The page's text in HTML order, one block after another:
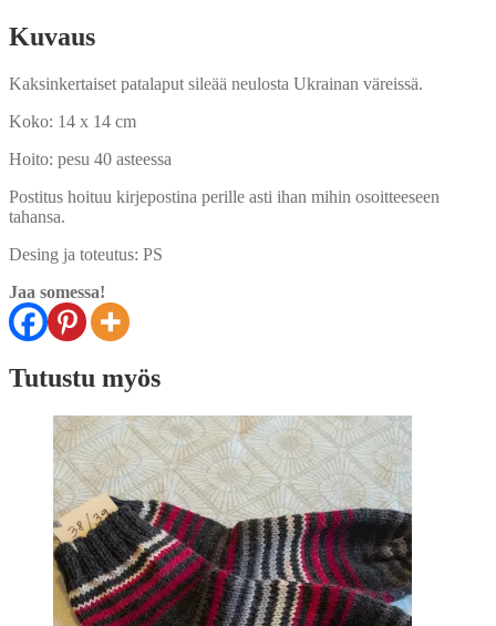
Kuvaus
Kaksinkertaiset patalaput sileää neulosta Ukrainan väreissä.
Koko: 14 x 14 cm
Hoito: pesu 40 asteessa
Postitus hoituu kirjepostina perille asti ihan mihin osoitteeseen
tahansa.
Desing ja toteutus: PS
Jaa somessa!
Tutustu myös